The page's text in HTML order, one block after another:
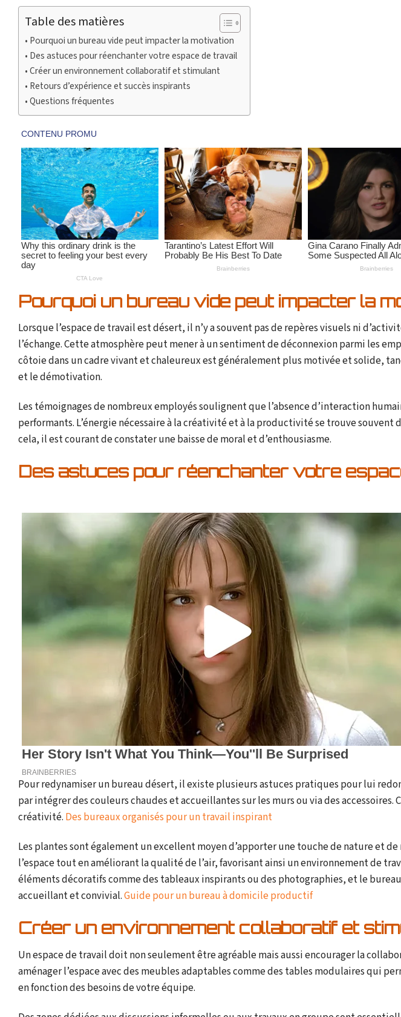
Table des matières
Pourquoi un bureau vide peut impacter la motivation
Des astuces pour réenchanter votre espace de travail
Créer un environnement collaboratif et stimulant
Retours d’expérience et succès inspirants
Questions fréquentes
Pourquoi un bureau vide peut impacter la
Lorsque l’espace de travail est désert, il n’y a souvent pas de repères visuels ni
l’échange. Cette atmosphère peut mener à un sentiment de déconnexion parmi les
côtoie dans un cadre vivant et chaleureux est généralement plus motivée et solide,
et le démotivation.
Les témoignages de nombreux employés soulignent que l’absence d’interaction
performants. L’énergie nécessaire à la créativité et à la productivité se trouve souvent
cela, il est courant de constater une baisse de moral et d’enthousiasme.
Des astuces pour réenchanter votre
Pour redynamiser un bureau désert, il existe plusieurs astuces pratiques pour lui
par intégrer des couleurs chaudes et accueillantes sur les murs ou via des
créativité. Des bureaux organisés pour un travail inspirant
Les plantes sont également un excellent moyen d’apporter une touche de nature et
l’espace tout en améliorant la qualité de l’air, favorisant ainsi un environnement de
éléments décoratifs comme des tableaux inspirants ou des photographies, et le
accueillant et convivial.Guide pour un bureau à domicile productif
Créer un environnement collaboratif et
Un espace de travail doit non seulement être agréable mais aussi encourager la
aménager l’espace avec des meubles adaptables comme des tables modulaires qui
en fonction des besoins de votre équipe.